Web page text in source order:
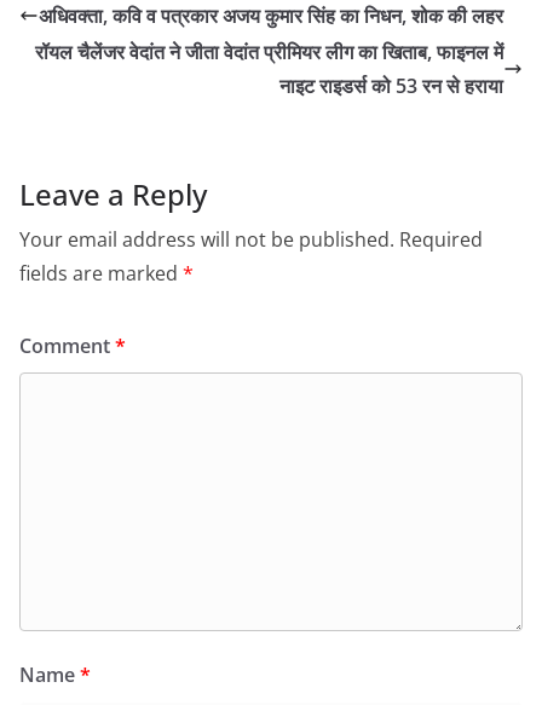
अधिवक्ता, कवि व पत्रकार अजय कुमार सिंह का निधन, शोक की लहर
रॉयल चैलेंजर वेदांत ने जीता वेदांत प्रीमियर लीग का खिताब, फाइनल में
नाइट राइडर्स को 53 रन से हराया
Leave a Reply
Your email address will not be published. Required
fields are marked *
Comment*
Name*